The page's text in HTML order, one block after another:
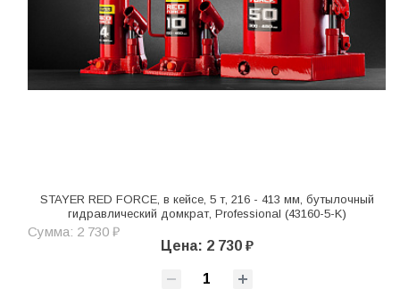
STAYER RED FORCE, в кейсе, 5 т, 216 - 413 мм, бутылочный
гидравлический домкрат, Professional (43160-5-K)
Сумма: 2 730 ₽
Цена: 2 730 ₽